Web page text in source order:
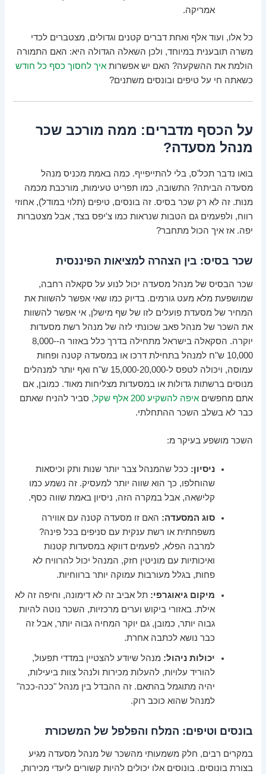
אמריקה.
כל אלו, ועוד אלף ואחת דברים קטנים וגדולים, מצטברים לכדי
משרה תובענית במיוחד, ולכן השאלה הגדולה היא: האם התמורה
הולמת את ההשקעה? האם יש אפשרותאיך לחסוך כסף כל חודש
כשאתה חי על טיפים ובונסים משתנים?
על הכסף מדברים: ממה מורכב שכר
מנהל מסעדה?
בואו נדבר תכל'ס, בלי להתייפייף. כמה באמת מכניס מנהל
מסעדה הביתה? התשובה, כמו תפריט טעימות, מורכבת מכמה
מנות. זה לא רק שכר בסיס. זה בונסים, טיפים (תלוי במודל), אחוזי
רווח, ולפעמים גם הטבות שנראות כמו צ'יפס בצד, אבל מצטברות
יפה. אז איך הכול מתחבר?
שכר בסיס: בין הצהרה למציאות הפיננסית
שכר הבסיס של מנהל מסעדה יכול לנוע על סקאלה רחבה,
שמושפעת מלא מעט גורמים. בדיוק כמו שאי אפשר להשוות את
המחיר של מסעדת פועלים לזו של שף מישלן, אי אפשר להשוות
את השכר של מנהל פאב שכונתי לזה של מנהל רשת מסעדות
יוקרה. הסקאלה בישראל מתחילה בדרך כלל באזור ה-8,000-
10,000 ש"ח למנהל בתחילת דרכו או במסעדה קטנה ופחות
עמוסה, ויכולה לטפס ל-15,000-20,000 ש"ח ואף יותר למנהלים
מנוסים ברשתות גדולות או במסעדות מצליחות מאוד. כמובן, אם
אתם מחפשיםאיפה להשקיע 200 אלף שקל
, סביר להניח שאתם
כבר לא בשלב השכר ההתחלתי.
השכר מושפע בעיקר מ:
ניסיון: ככל שהמנהל צבר יותר שנות ותק וכיסאות
שהוחלפו, כך הוא שווה יותר למעסיק. זה נשמע כמו
קלישאה, אבל במקרה הזה, ניסיון באמת שווה כסף.
סוג המסעדה: האם זו מסעדה קטנה עם אווירה
משפחתית או רשת ענקית עם סניפים בכל פינה?
למרבה הפלא, לפעמים דווקא במסעדות קטנות
ואיכותיות עם מוניטין חזק, המנהל יכול להרוויח לא
פחות, בגלל מעורבות עמוקה יותר ברווחיות.
מיקום גיאוגרפי: תל אביב זה לא דימונה, וחיפה זה לא
אילת. באזורי ביקוש וערים מרכזיות, השכר נוטה להיות
גבוה יותר, כמובן, גם יוקר המחיה גבוה יותר, אבל זה
כבר נושא לכתבה אחרת.
יכולות ניהול: מנהל שיודע להצטיין במדדי תפעול,
להוריד עלויות, להעלות מכירות ולנהל צוות ביעילות,
יהיה מתוגמל בהתאם. זה ההבדל בין מנהל "ככה-ככה"
למנהל שהוא כוכב רוק.
בונסים וטיפים: המלח והפלפל של המשכורת
במקרים רבים, חלק משמעותי מהשכר של מנהל מסעדה מגיע
בצורת בונוסים. בונוסים אלו יכולים להיות קשורים ליעדי מכירות,